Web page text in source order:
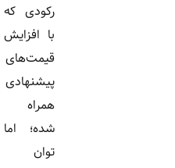
رکودی که
با افزایش
قیمت‌های
پیشنهادی
شده؛ اما